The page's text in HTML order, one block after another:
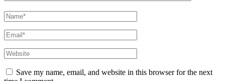
Save my name, email, and website in this browser for the next